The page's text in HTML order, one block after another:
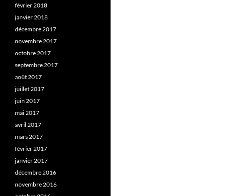
février 2018
janvier 2018
décembre 2017
novembre 2017
octobre 2017
septembre 2017
août 2017
juillet 2017
juin 2017
mai 2017
avril 2017
mars 2017
février 2017
janvier 2017
décembre 2016
novembre 2016